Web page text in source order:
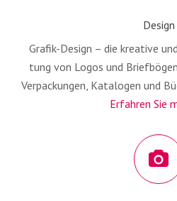
Design
Gra­­fik-Design – die krea­ti­ve
tung von Logos und
Ver­pa­ckun­gen, Kata­lo­gen und
Erfah­ren Sie